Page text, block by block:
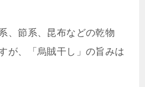
、節系、昆布などの乾物
が、「烏賊干し」の旨みは